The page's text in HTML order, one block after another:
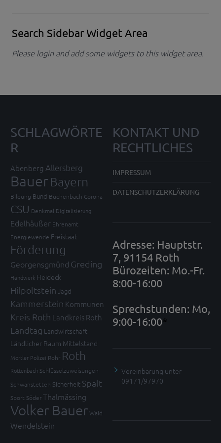
Search Sidebar Widget Area
Please login and add some widgets to this widget area.
SCHLAGWÖRTE
R
Abenberg Allersberg
Bauer Bayern
Bildung Bund Büchenbach Corona
CSU Denkmal Digitalisierung
Edelhäußer Ehrenamt
Energiewende Freistaat
Förderung
Georgensgmünd Greding
Handwerk Heideck
Hilpoltstein Jagd
Kammerstein Kommunen
Kreis Roth Landkreis Roth
Landtag Landwirtschaft
Ländlicher Raum Mittelstand
Mortler Polizei Rohr Roth
Röttenbach Schlüsselzuweisungen
Schwanstetten Sicherheit Spalt
Sport SöderThalmässing
Volker BauerWald
Wendelstein
KONTAKT UND
RECHTLICHES
IMPRESSUM
DATENSCHUTZERKLÄRUNG
Adresse: Hauptstr.
7, 91154 Roth
Bürozeiten: Mo.-Fr.
8:00-16:00
Sprechstunden: Mo,
9:00-16:00*
Vereinbarung unter
09171/97970